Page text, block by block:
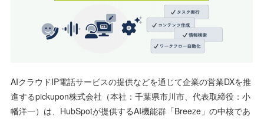
AIクラウドIP電話サービスの提供などを通じて企業の営業DXを推
進するpickupon株式会社（本社：千葉県市川市、代表取締役：小
幡洋一）は、HubSpotが提供するAI機能群「Breeze」の中核であ